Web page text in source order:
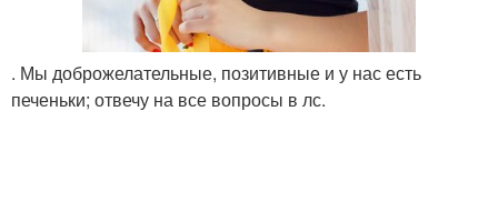
. Мы доброжелательные, позитивные и у нас есть
печеньки; отвечу на все вопросы в лс.